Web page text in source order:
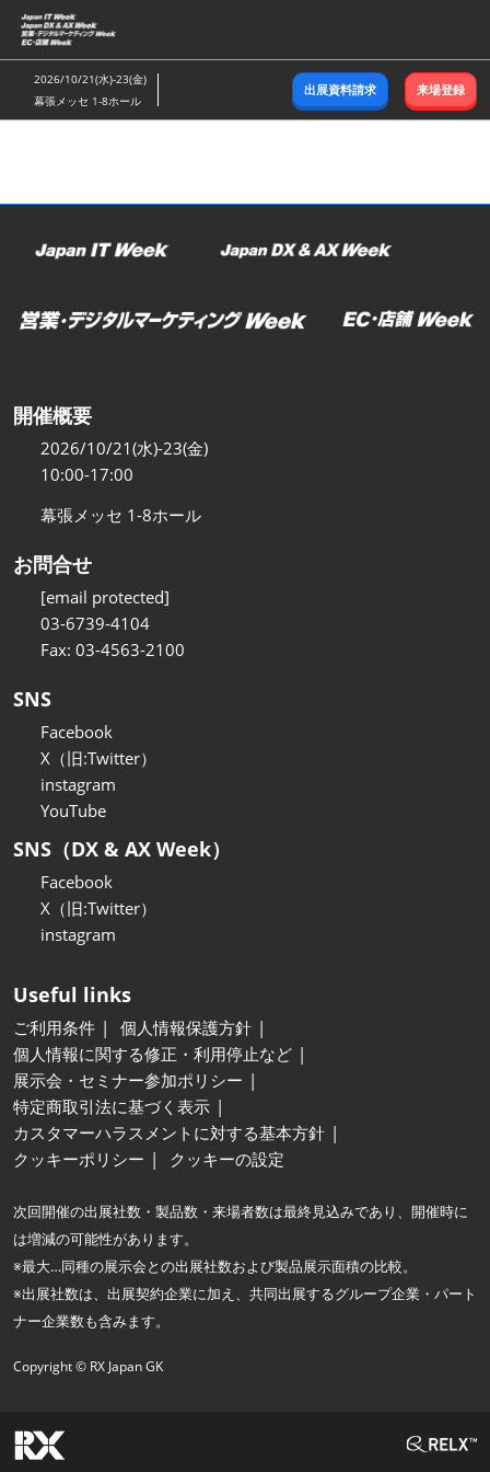
ス
キ
ッ
し
む
2026/10/21(水)-23(金)
幕張メッセ 1-8ホール
出展資料請求 来場登録
開催概要
2026/10/21(水)-23(金)
10:00-17:00
幕張メッセ 1-8ホール
お問合せ
[email protected]
03-6739-4104
Fax: 03-4563-2100
SNS
Facebook
X（旧:Twitter）
instagram
YouTube
SNS（DX & AX Week）
Facebook
X（旧:Twitter）
instagram
Useful links
ご利用条件
個人情報保護方針
個人情報に関する修正・利用停止など
展示会・セミナー参加ポリシー
特定商取引法に基づく表示
カスタマーハラスメントに対する基本方針
クッキーポリシー
クッキーの設定
次回開催の出展社数・製品数・来場者数は最終見込みであり、開催時に
は増減の可能性があります。
※最大…同種の展示会との出展社数および製品展示面積の比較。
※出展社数は、出展契約企業に加え、共同出展するグループ企業・パート
ナー企業数も含みます。
Copyright © RX Japan GK